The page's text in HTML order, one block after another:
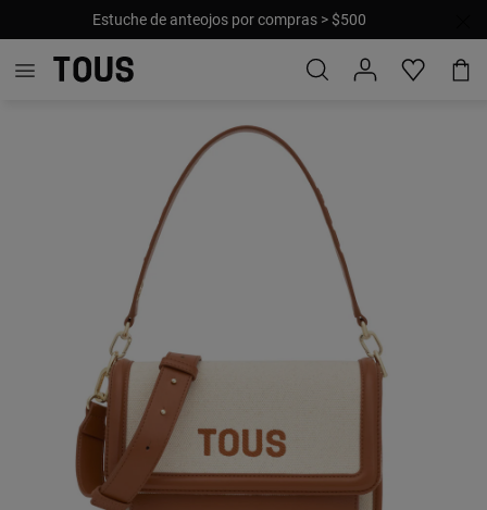
Estuche de anteojos por compras > $500